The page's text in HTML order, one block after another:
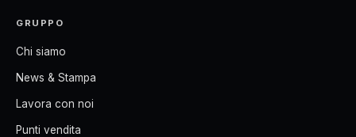
GRUPPO
Chi siamo
News & Stampa
Lavora con noi
Punti vendita